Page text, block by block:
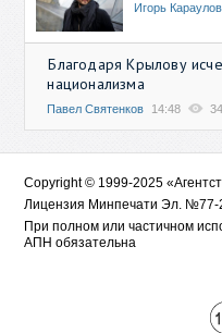
Игорь Караулов
Благодаря Крылову
национализма
Павел Святенков 14:48
Copyright © 1999-2025
Лицензия Минпечати Эл. №77-
При полном или частичном
АПН обязательна